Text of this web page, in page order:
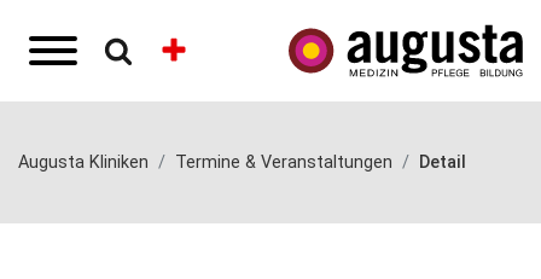
Augusta Kliniken Termine & Veranstaltungen Detail